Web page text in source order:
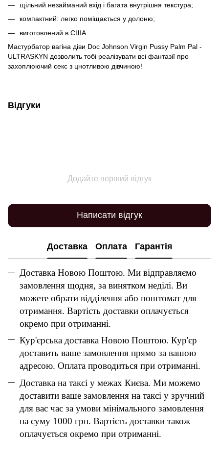
щільний незайманий вхід і багата внутрішня текстура;
компактний: легко поміщається у долоню;
виготовлений в США.
Мастурбатор вагіна діви Doc Johnson Virgin Pussy Palm Pal -
ULTRASKYN дозволить тобі реалізувати всі фантазії про
захоплюючий секс з цнотливою дівчиною!
Відгуки
Додайте перший відгук
Написати відгук
Доставка Оплата Гарантія
Доставка Новою Поштою. Ми відправляємо
замовлення щодня, за винятком неділі. Ви
можете обрати відділення або поштомат для
отримання. Вартість доставки оплачується
окремо при отриманні.
Кур'єрська доставка Новою Поштою. Кур'єр
доставить ваше замовлення прямо за вашою
адресою. Оплата проводиться при отриманні.
Доставка на таксі у межах Києва. Ми можемо
доставити ваше замовлення на таксі у зручний
для вас час за умови мінімального замовлення
на суму 1000 грн. Вартість доставки також
оплачується окремо при отриманні.